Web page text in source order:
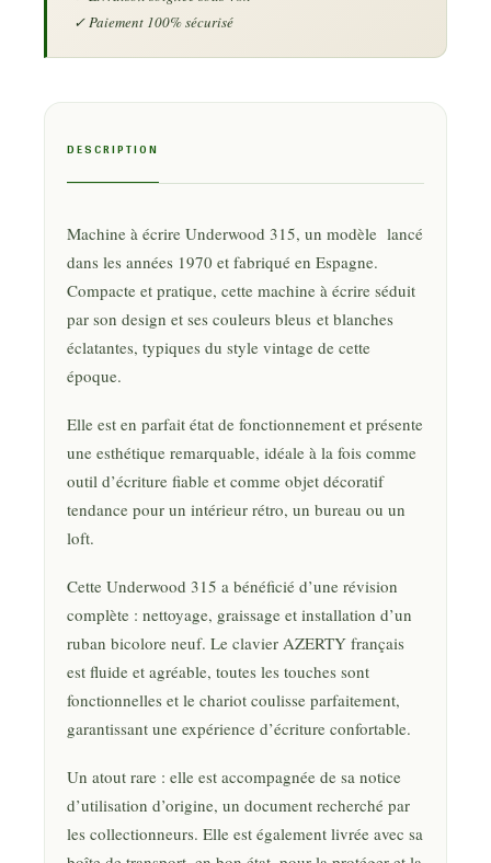
DESCRIPTION
Machine à écrire Underwood 315, un modèle lancé
dans les années 1970 et fabriqué en Espagne.
Compacte et pratique, cette machine à écrire séduit
par son design et ses couleurs bleus et blanches
éclatantes, typiques du style vintage de cette
époque.
Elle est en parfait état de fonctionnement et présente
une esthétique remarquable, idéale à la fois comme
outil d’écriture fiable et comme objet décoratif
tendance pour un intérieur rétro, un bureau ou un
loft.
Cette Underwood 315 a bénéficié d’une révision
complète : nettoyage, graissage et installation d’un
ruban bicolore neuf. Le clavier AZERTY français
est fluide et agréable, toutes les touches sont
fonctionnelles et le chariot coulisse parfaitement,
garantissant une expérience d’écriture confortable.
Un atout rare : elle est accompagnée de sa notice
d’utilisation d’origine, un document recherché par
les collectionneurs. Elle est également livrée avec sa